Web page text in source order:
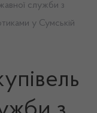
служби з
у Сумській